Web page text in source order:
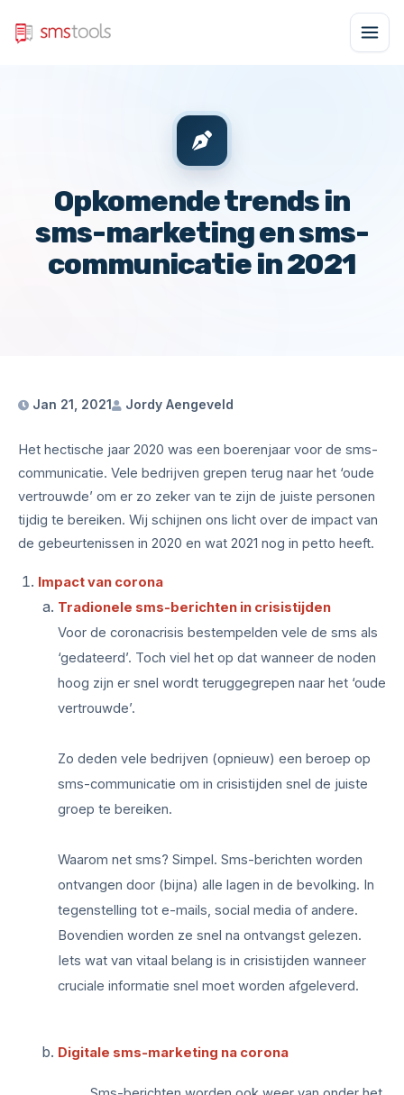
Opkomende trends in
sms-marketing en sms-
communicatie in 2021
Jan 21, 2021 Jordy Aengeveld
Het hectische jaar 2020 was een boerenjaar voor de sms-
communicatie. Vele bedrijven grepen terug naar het ‘oude
vertrouwde’ om er zo zeker van te zijn de juiste personen
tijdig te bereiken. Wij schijnen ons licht over de impact van
de gebeurtenissen in 2020 en wat 2021 nog in petto heeft.
Impact van corona
Tradionele sms-berichten in crisistijden
Voor de coronacrisis bestempelden vele de sms als
‘gedateerd’. Toch viel het op dat wanneer de noden
hoog zijn er snel wordt teruggegrepen naar het ‘oude
vertrouwde’.
Zo deden vele bedrijven (opnieuw) een beroep op
sms-communicatie om in crisistijden snel de juiste
groep te bereiken.
Waarom net sms? Simpel. Sms-berichten worden
ontvangen door (bijna) alle lagen in de bevolking. In
tegenstelling tot e-mails, social media of andere.
Bovendien worden ze snel na ontvangst gelezen.
Iets wat van vitaal belang is in crisistijden wanneer
cruciale informatie snel moet worden afgeleverd.
Digitale sms-marketing na corona